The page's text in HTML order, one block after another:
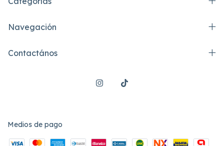
Navegación
Contactános
Medios de pago